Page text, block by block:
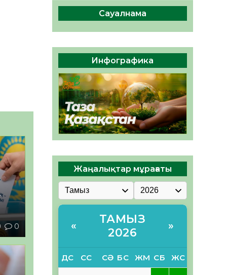
0
беруге дайын
ӘРБІР ДАУЫС – ҚОҒАМ
ДАМУЫНА ҚОСЫЛҒАН
ҮЛЕС
05.08.2026
39 0
Сауалнама
Инфографика
Жаңалықтар мұрағаты
«
ТАМЫЗ
2026
»
ДС СС СӘ БС ЖМ СБ ЖС